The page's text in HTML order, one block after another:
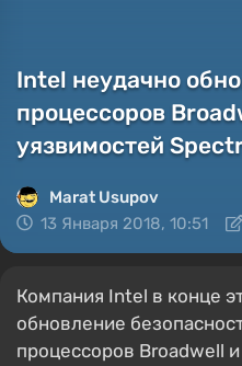
Intel неудачно
процессоров
уязвимостей
Marat Usupov
13 Января 2018, 10:51
Компания Intel в конце
обновление
процессоров Broadwell